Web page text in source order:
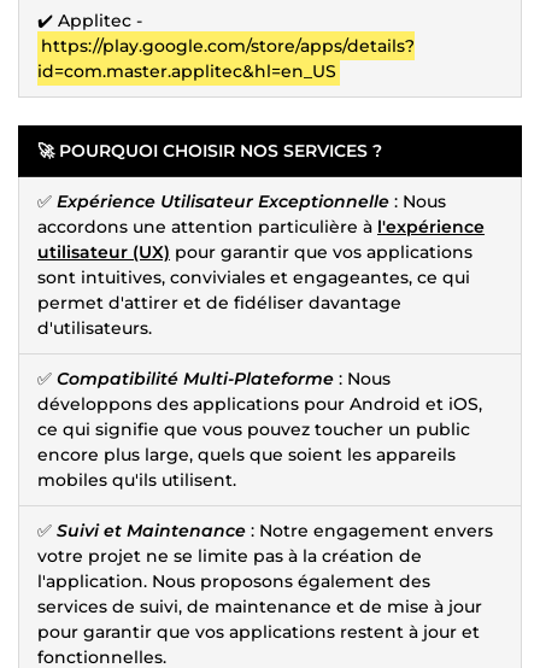
✔️ Applitec -
https://play.google.com/store/apps/details?
id=com.master.applitec&hl=en_US
🚀 POURQUOI CHOISIR NOS SERVICES ?
✅ Expérience Utilisateur Exceptionnelle : Nous
accordons une attention particulière à l'expérience
utilisateur (UX) pour garantir que vos applications
sont intuitives, conviviales et engageantes, ce qui
permet d'attirer et de fidéliser davantage
d'utilisateurs.
✅ Compatibilité Multi-Plateforme : Nous
développons des applications pour Android et iOS,
ce qui signifie que vous pouvez toucher un public
encore plus large, quels que soient les appareils
mobiles qu'ils utilisent.
✅ Suivi et Maintenance : Notre engagement envers
votre projet ne se limite pas à la création de
l'application. Nous proposons également des
services de suivi, de maintenance et de mise à jour
pour garantir que vos applications restent à jour et
fonctionnelles.